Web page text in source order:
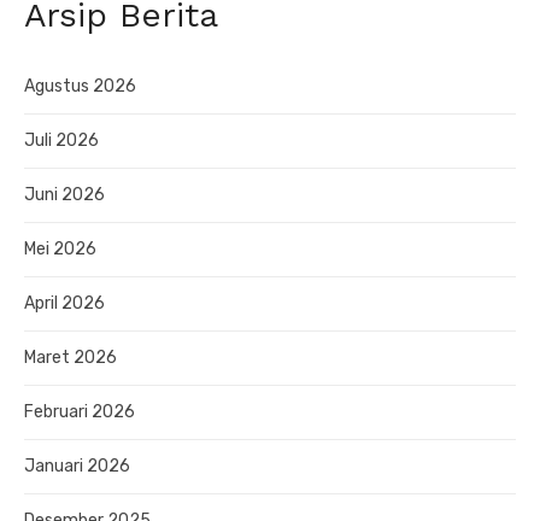
Arsip Berita
Agustus 2026
Juli 2026
Juni 2026
Mei 2026
April 2026
Maret 2026
Februari 2026
Januari 2026